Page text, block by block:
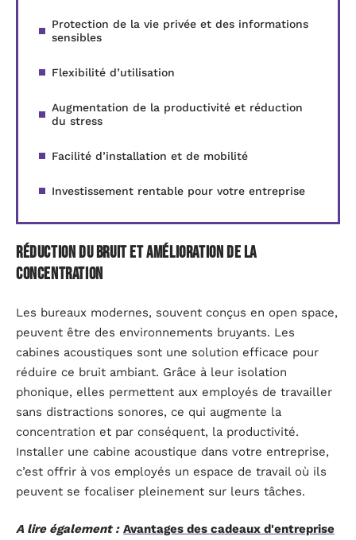
Protection de la vie privée et des informations
sensibles
Flexibilité d’utilisation
Augmentation de la productivité et réduction
du stress
Facilité d’installation et de mobilité
Investissement rentable pour votre entreprise
Réduction du bruit et amélioration de la
concentration
Les bureaux modernes, souvent conçus en open space,
peuvent être des environnements bruyants. Les
cabines acoustiques sont une solution efficace pour
réduire ce bruit ambiant. Grâce à leur isolation
phonique, elles permettent aux employés de travailler
sans distractions sonores, ce qui augmente la
concentration et par conséquent, la productivité.
Installer une cabine acoustique dans votre entreprise,
c’est offrir à vos employés un espace de travail où ils
peuvent se focaliser pleinement sur leurs tâches.
A lire également : Avantages des cadeaux d'entreprise